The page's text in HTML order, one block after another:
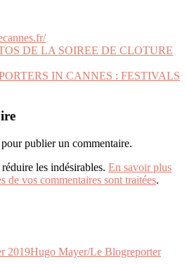
DE LA SOIREE DE CLOTURE
IN CANNES : FESTIVALS
publier un commentaire.
les indésirables. En savoir plus
de vos commentaires sont traitées.
2019Hugo Mayer/Le Blogreporter